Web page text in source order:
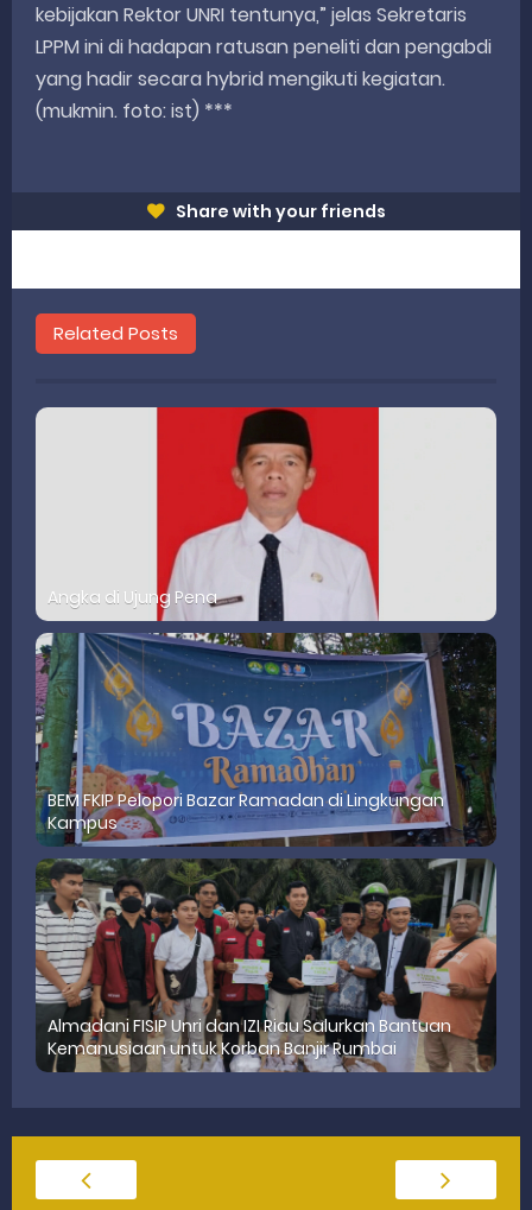
kebijakan Rektor UNRI tentunya,” jelas Sekretaris
LPPM ini di hadapan ratusan peneliti dan pengabdi
yang hadir secara hybrid mengikuti kegiatan.
(mukmin. foto: ist) ***
Share with your friends
Related Posts
Angka di Ujung Pena
BEM FKIP Pelopori Bazar Ramadan di Lingkungan
Kampus
Almadani FISIP Unri dan IZI Riau Salurkan Bantuan
Kemanusiaan untuk Korban Banjir Rumbai